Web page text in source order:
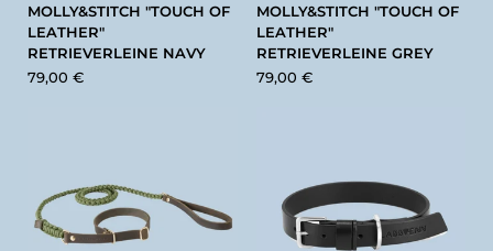
MOLLY&STITCH "TOUCH OF
LEATHER"
RETRIEVERLEINE NAVY
79,00 €
MOLLY&STITCH "TOUCH OF
LEATHER"
RETRIEVERLEINE GREY
79,00 €